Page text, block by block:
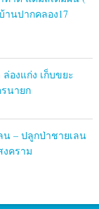
านปากคลอง17
องแก่ง เก็บขยะ
นายก
น – ปลูกป่าชายเลน
คราม